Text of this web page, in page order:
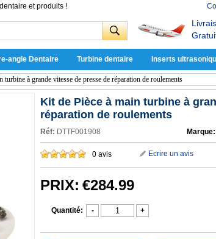
et produits !
angle Dentaire Turbine dentaire Inserts
turbine à grande vitesse de presse de réparation de roulements
Kit de Pièce à main turbine à
réparation de roulements
Réf: DTTF001908 Marque:
0 avis Ecrire un avis
PRIX: €284.99
Quantité: - +